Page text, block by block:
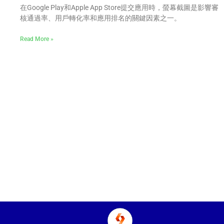
在Google Play和Apple App Store提交應用時，螢幕截圖是影響審
核通過率、用戶轉化率和應用排名的關鍵因素之一。
Read More »